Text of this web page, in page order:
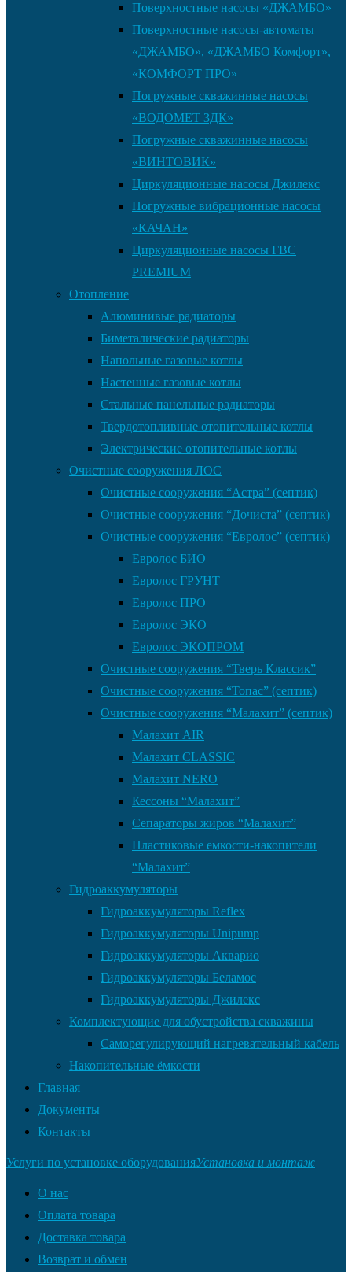
Поверхностные насосы «ДЖАМБО»
Поверхностные насосы-автоматы
«ДЖАМБО», «ДЖАМБО Комфорт»,
«КОМФОРТ ПРО»
Погружные скважинные насосы
«ВОДОМЕТ 3ДК»
Погружные скважинные насосы
«ВИНТОВИК»
Циркуляционные насосы Джилекс
Погружные вибрационные насосы
«КАЧАН»
Циркуляционные насосы ГВС
PREMIUM
Отопление
Алюминивые радиаторы
Биметалические радиаторы
Напольные газовые котлы
Настенные газовые котлы
Стальные панельные радиаторы
Твердотопливные отопительные котлы
Электрические отопительные котлы
Очистные сооружения ЛОС
Очистные сооружения “Астра” (септик)
Очистные сооружения “Дочиста” (септик)
Очистные сооружения “Евролос” (септик)
Евролос БИО
Евролос ГРУНТ
Евролос ПРО
Евролос ЭКО
Евролос ЭКОПРОМ
Очистные сооружения “Тверь Классик”
Очистные сооружения “Топас” (септик)
Очистные сооружения “Малахит” (септик)
Малахит AIR
Малахит CLASSIC
Малахит NERO
Кессоны “Малахит”
Сепараторы жиров “Малахит”
Пластиковые емкости-накопители
“Малахит”
Гидроаккумуляторы
Гидроаккумуляторы Reflex
Гидроаккумуляторы Unipump
Гидроаккумуляторы Акварио
Гидроаккумуляторы Беламос
Гидроаккумуляторы Джилекс
Комплектующие для обустройства скважины
Саморегулирующий нагревательный кабель
Накопительные ёмкости
Главная
Документы
Контакты
Услуги по установке оборудованияУстановка и монтаж
О нас
Оплата товара
Доставка товара
Возврат и обмен